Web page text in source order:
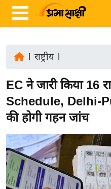
ज़ा
ख
ब
र
रा
ष्ट्री
य
अं
राष्ट्रीय|
EC ने जारी किया 16
Schedule, Delhi-
की होगी गहन जांच